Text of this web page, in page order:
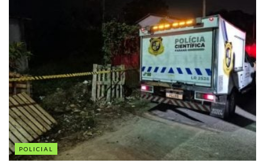
POLICIAL